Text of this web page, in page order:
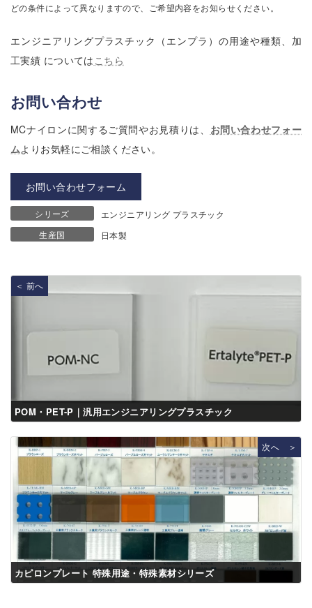
どの条件によって異なりますので、ご希望内容をお知らせください。
エンジニアリングプラスチック（エンプラ）の用途や種類、加
工実績 については こちら
お問い合わせ
MCナイロンに関するご質問やお見積りは、 お問い合わせフォー
ムよりお気軽にご相談ください。
お問い合わせフォーム
シリーズ
エンジニアリング プラスチック
生産国
日本製
＜ 前へ
POM・PET-P｜汎用エンジニアリングプラスチック
次へ ＞
カピロンプレート 特殊用途・特殊素材シリーズ